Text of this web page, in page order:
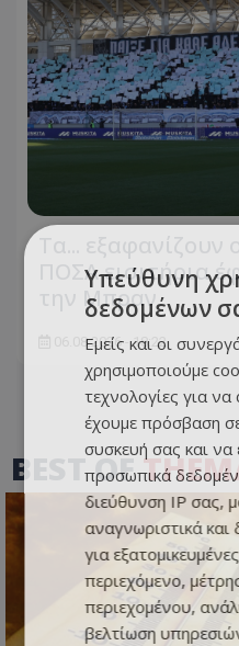
ΠΟΣΑ εισιτήρια
την Μπραν
06.08.2026 - 18:22
BEST OF
Υπεύθυνη
δεδομένων
Εμείς και οι
χρησιμοποιούμε
τεχνολογίες για
έχουμε πρόσβαση
συσκευή σας και
προσωπικά
διεύθυνση IP σας,
αναγνωριστικά και
για
περιεχόμενο,
περιεχομένου,
βελτίωση